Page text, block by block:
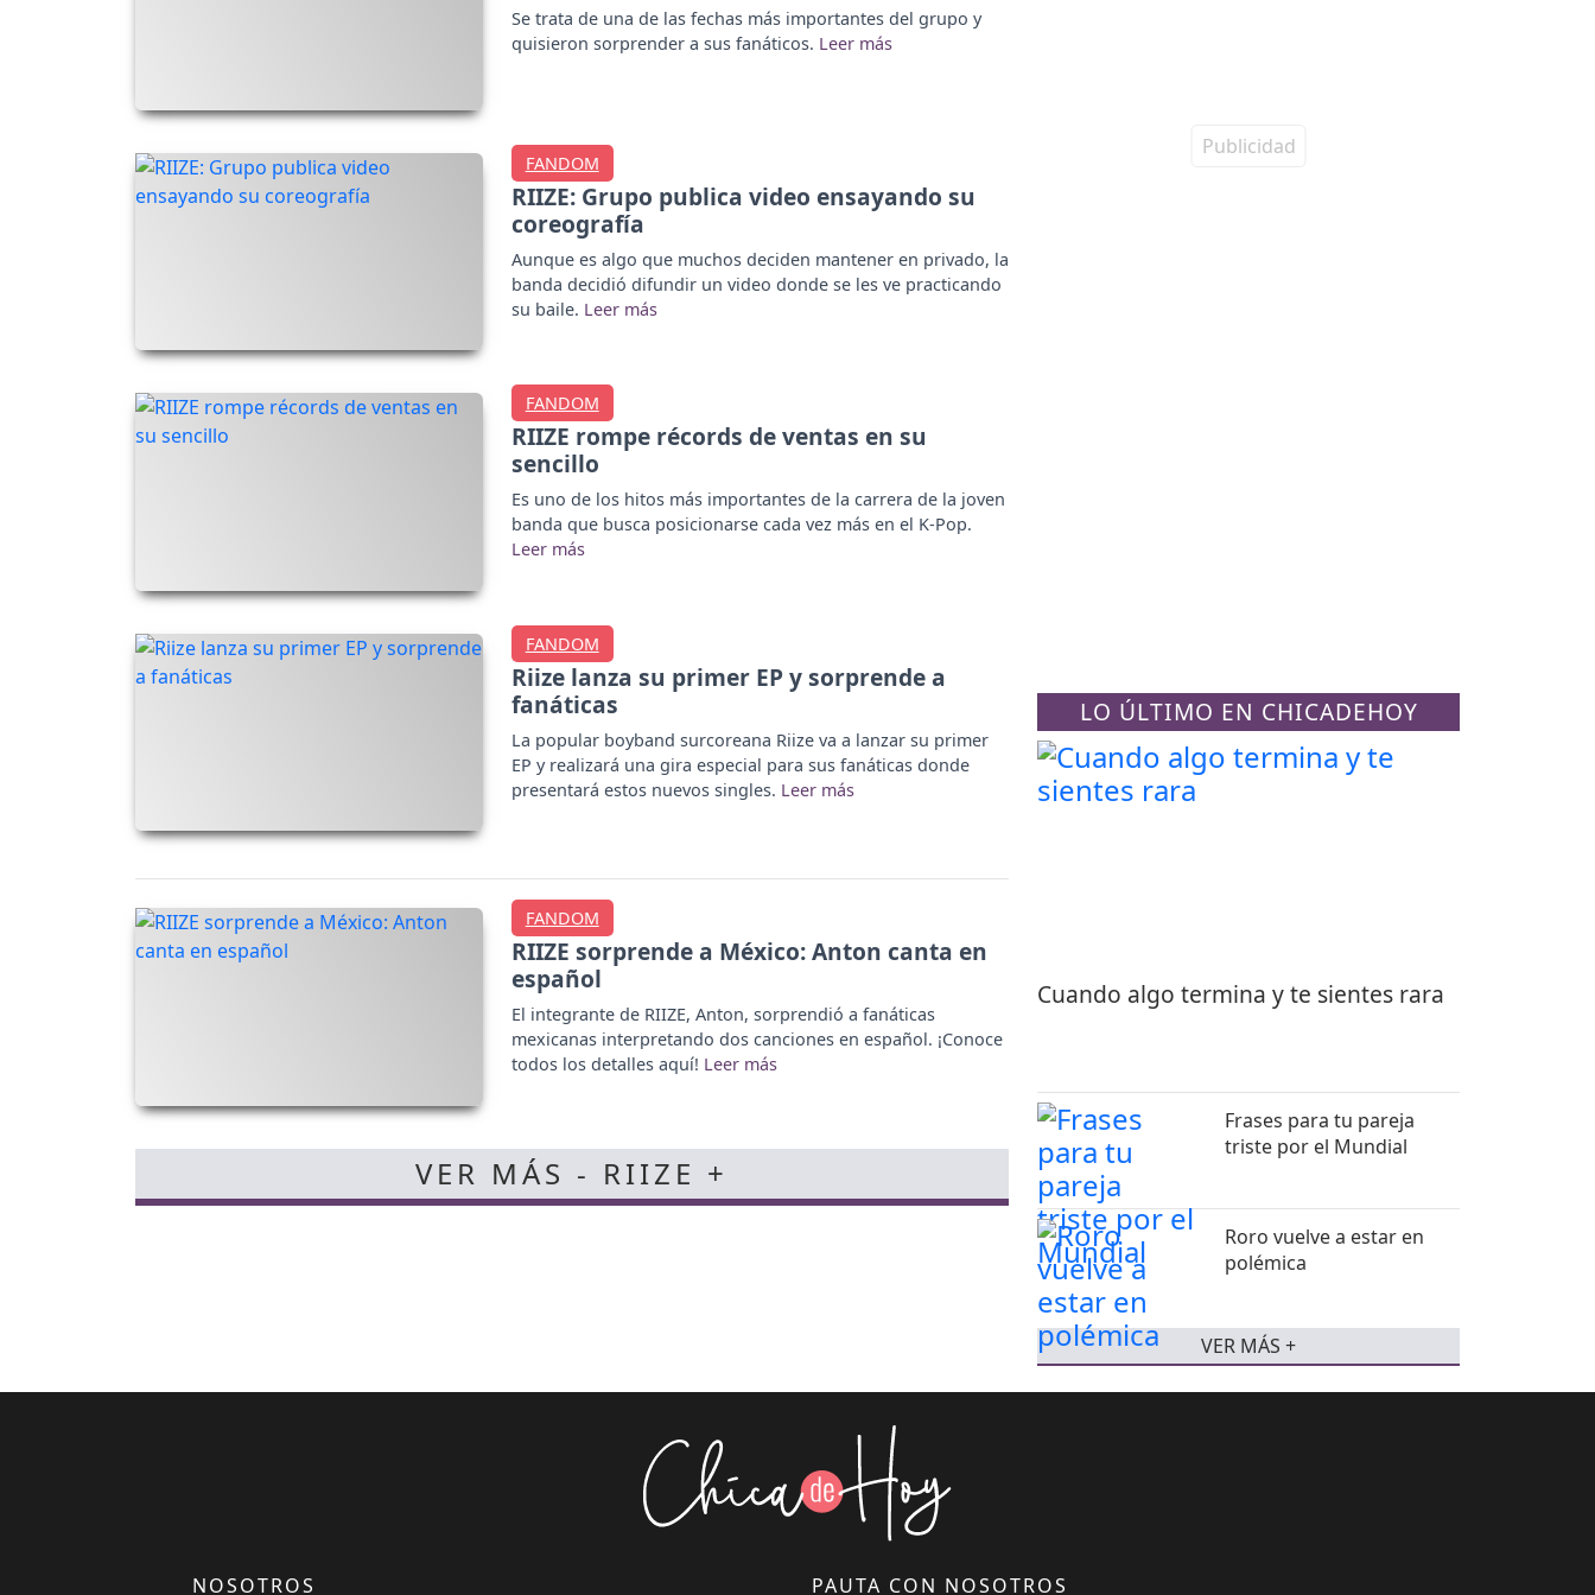
Se trata de una de las fechas más importantes del grupo y
quisieron sorprender a sus fanáticos.
FANDOM
RIIZE: Grupo publica video ensayando su
coreografía
Aunque es algo que muchos deciden mantener en privado, la
banda decidió difundir un video donde se les ve practicando
su baile.
FANDOM
RIIZE rompe récords de ventas en su
sencillo
Es uno de los hitos más importantes de la carrera de la joven
banda que busca posicionarse cada vez más en el K-Pop.
FANDOM
Riize lanza su primer EP y sorprende a
fanáticas
La popular boyband surcoreana Riize va a lanzar su primer
EP y realizará una gira especial para sus fanáticas donde
presentará estos nuevos singles.
FANDOM
RIIZE sorprende a México: Anton canta en
español
El integrante de RIIZE, Anton, sorprendió a fanáticas
mexicanas interpretando dos canciones en español. ¡Conoce
todos los detalles aquí!
VER MÁS - RIIZE +
LO ÚLTIMO EN CHICADEHOY
Cuando algo termina y te sientes rara
Frases para tu pareja
triste por el Mundial
Roro vuelve a estar en
polémica
VER MÁS +
NOSOTROS PAUTA CON NOSOTROS